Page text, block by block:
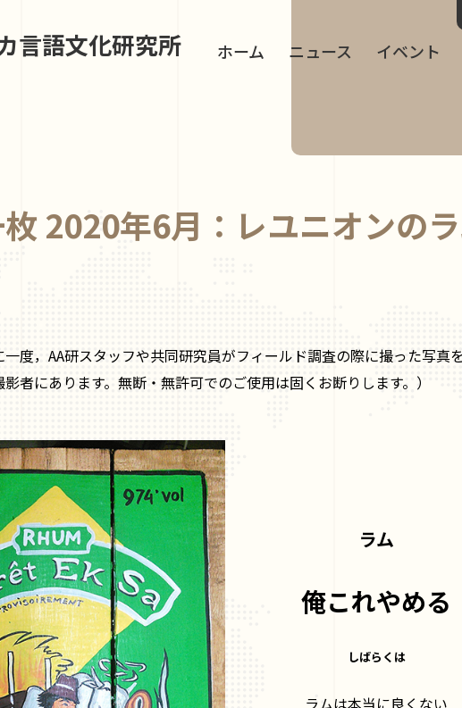
言語文化研究所 ホーム ニュース イベント
2020年6月：レユニオンの
度，AA研スタッフや共同研究員がフィールド調査の際に撮った写真
影者にあります。無断・無許可でのご使用は固くお断りします。）
ラム
俺これやめる
しばらくは
ラムは本当に良くない